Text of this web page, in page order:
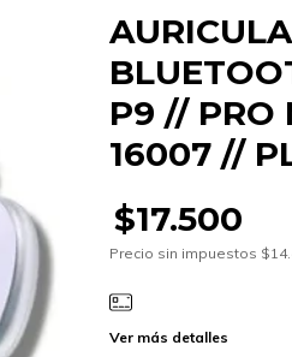
P9 // PRO
16007 //
$17.500
Precio sin impuestos
Ver más detalles